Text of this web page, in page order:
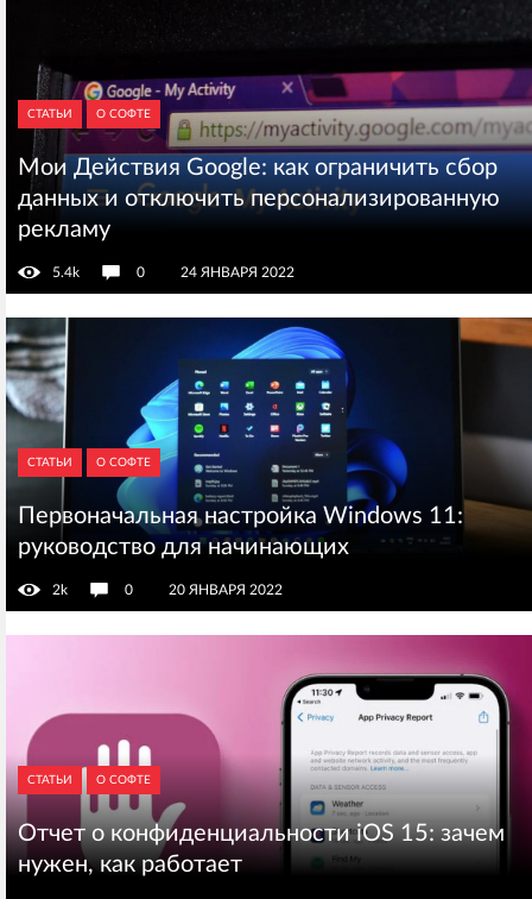
СТАТЬИ О СОФТЕ
Мои Действия Google: как ограничить сбор
данных и отключить персонализированную
рекламу
5.4k 0 24 ЯНВАРЯ 2022
СТАТЬИ О СОФТЕ
Первоначальная настройка Windows 11:
руководство для начинающих
2k 0 20 ЯНВАРЯ 2022
СТАТЬИ О СОФТЕ
Отчет о конфиденциальности iOS 15: зачем
нужен, как работает